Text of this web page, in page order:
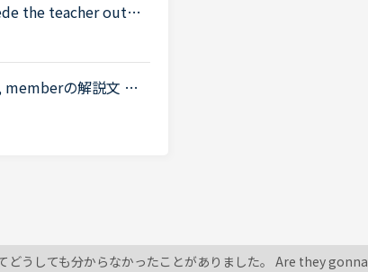
the teacher out o
out ofthe cla
の解説文 下
and &quot;r
they gonna do something this afternoon?と言ったら、Will they gonna do something this afternoon?と直されました。理由を説明してくれましたがよく分からず、未来だからのような事を言っていました。willとgonaは同じ文で使っても良いのでしょう